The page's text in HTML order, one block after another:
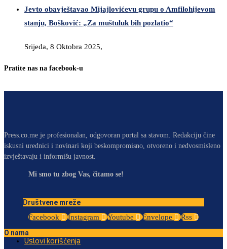
Jevto obavještavao Mijajlovićevu grupu o Amfilohijevom
stanju, Bošković: „Za muštuluk bih pozlatio“
Srijeda, 8 Oktobra 2025,
Pratite nas na facebook-u
Press.co.me je profesionalan, odgovoran portal sa stavom. Redakciju čine
iskusni urednici i novinari koji beskompromisno, otvoreno i nedvosmisleno
izvještavaju i informišu javnost.
Mi smo tu zbog Vas, čitamo se!
Društvene mreže
Facebook
Instagram Youtube Envelope
Rss
O nama
Uslovi korišćenja